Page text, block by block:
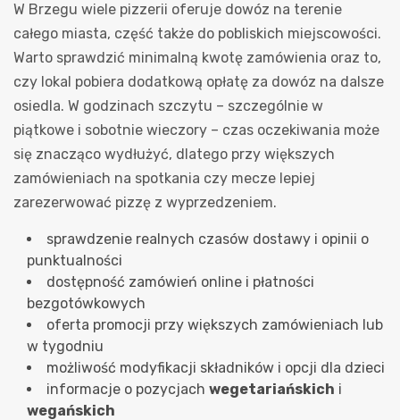
W Brzegu wiele pizzerii oferuje dowóz na terenie
całego miasta, część także do pobliskich miejscowości.
Warto sprawdzić minimalną kwotę zamówienia oraz to,
czy lokal pobiera dodatkową opłatę za dowóz na dalsze
osiedla. W godzinach szczytu – szczególnie w
piątkowe i sobotnie wieczory – czas oczekiwania może
się znacząco wydłużyć, dlatego przy większych
zamówieniach na spotkania czy mecze lepiej
zarezerwować pizzę z wyprzedzeniem.
sprawdzenie realnych czasów dostawy i opinii o
punktualności
dostępność zamówień online i płatności
bezgotówkowych
oferta promocji przy większych zamówieniach lub
w tygodniu
możliwość modyfikacji składników i opcji dla dzieci
informacje o pozycjach wegetariańskich i
wegańskich